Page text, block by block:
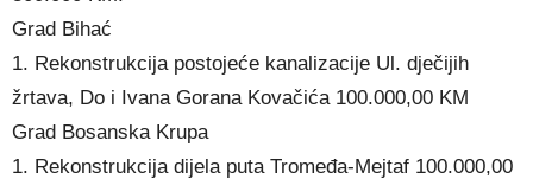
Grad Bihać
1. Rekonstrukcija postojeće kanalizacije Ul. dječijih
žrtava, Do i Ivana Gorana Kovačića 100.000,00 KM
Grad Bosanska Krupa
1. Rekonstrukcija dijela puta Tromeđa-Mejtaf 100.000,00